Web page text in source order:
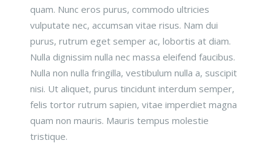
quam. Nunc eros purus, commodo ultricies
vulputate nec, accumsan vitae risus. Nam dui
purus, rutrum eget semper ac, lobortis at diam.
Nulla dignissim nulla nec massa eleifend faucibus.
Nulla non nulla fringilla, vestibulum nulla a, suscipit
nisi. Ut aliquet, purus tincidunt interdum semper,
felis tortor rutrum sapien, vitae imperdiet magna
quam non mauris. Mauris tempus molestie
tristique.